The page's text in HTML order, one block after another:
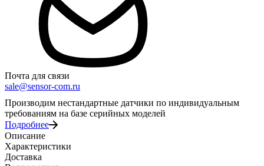
Почта для связи
sale@sensor-com.ru
Производим нестандартные датчики по индивидуальным
требованиям на базе серийных моделей
Подробнее
Описание
Характеристики
Доставка